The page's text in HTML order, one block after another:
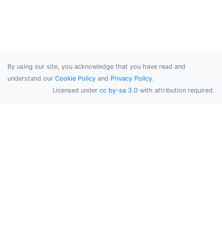
By using our site, you acknowledge that you have read and
understand our Cookie Policy and Privacy Policy.
Licensed under cc by-sa 3.0 with attribution required.